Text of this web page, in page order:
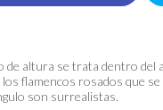
de altura se trata dentro
los flamencos rosados que
son surrealistas.